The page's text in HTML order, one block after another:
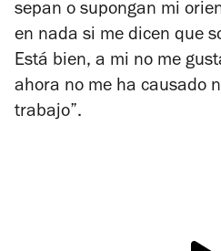
sepan o supongan mi
en nada si me dicen que
Está bien, a mi no me
ahora no me ha causado
trabajo”.